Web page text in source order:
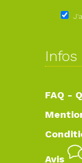
FAQ -
Avis